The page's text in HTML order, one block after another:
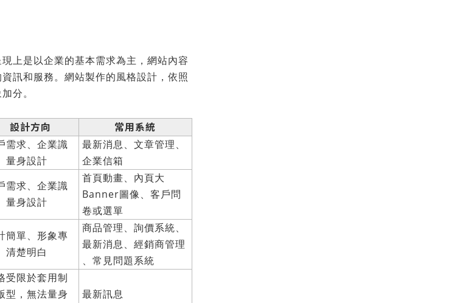
上是以企業的基本需求為主，網站內容
訊和服務。網站製作的風格設計，依照
分。
設計方向
常用系統
需求、企業識
量身設計
最新消息、文章管理、
企業信箱
需求、企業識
量身設計
首頁動畫、內頁大
Banner圖像、客戶問
卷或選單
簡單、形象專
清楚明白
商品管理、詢價系統、
最新消息、經銷商管理
、常見問題系統
受限於套用制
型，無法量身
最新訊息